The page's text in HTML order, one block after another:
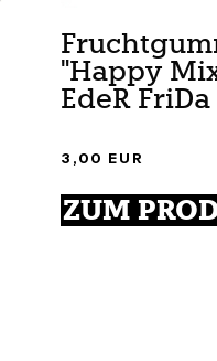
"Happy
EdeR
3,00 EUR
ZUM